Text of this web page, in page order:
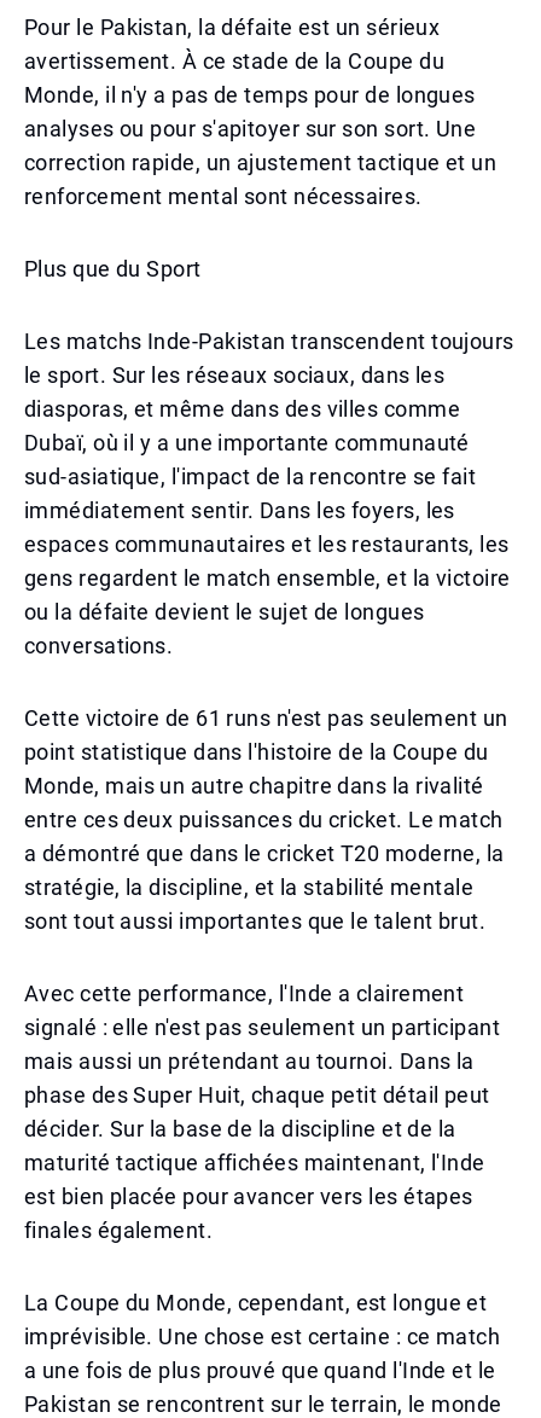
Pour le Pakistan, la défaite est un sérieux
avertissement. À ce stade de la Coupe du
Monde, il n'y a pas de temps pour de longues
analyses ou pour s'apitoyer sur son sort. Une
correction rapide, un ajustement tactique et un
renforcement mental sont nécessaires.
Plus que du Sport
Les matchs Inde-Pakistan transcendent toujours
le sport. Sur les réseaux sociaux, dans les
diasporas, et même dans des villes comme
Dubaï, où il y a une importante communauté
sud-asiatique, l'impact de la rencontre se fait
immédiatement sentir. Dans les foyers, les
espaces communautaires et les restaurants, les
gens regardent le match ensemble, et la victoire
ou la défaite devient le sujet de longues
conversations.
Cette victoire de 61 runs n'est pas seulement un
point statistique dans l'histoire de la Coupe du
Monde, mais un autre chapitre dans la rivalité
entre ces deux puissances du cricket. Le match
a démontré que dans le cricket T20 moderne, la
stratégie, la discipline, et la stabilité mentale
sont tout aussi importantes que le talent brut.
Avec cette performance, l'Inde a clairement
signalé : elle n'est pas seulement un participant
mais aussi un prétendant au tournoi. Dans la
phase des Super Huit, chaque petit détail peut
décider. Sur la base de la discipline et de la
maturité tactique affichées maintenant, l'Inde
est bien placée pour avancer vers les étapes
finales également.
La Coupe du Monde, cependant, est longue et
imprévisible. Une chose est certaine : ce match
a une fois de plus prouvé que quand l'Inde et le
Pakistan se rencontrent sur le terrain, le monde